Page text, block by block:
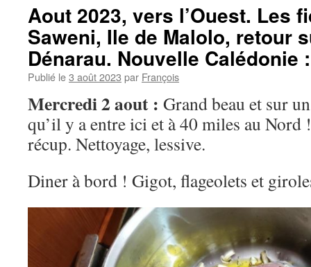
Aout 2023, vers l’Ouest. Les
Saweni, Ile de Malolo, retour
Dénarau. Nouvelle Calédonie
Publié le3 août 2023 par François
Mercredi 2 aout : Grand beau et sur
qu’il y a entre ici et à 40 miles au
récup. Nettoyage, lessive.
Diner à bord ! Gigot, flageolets et